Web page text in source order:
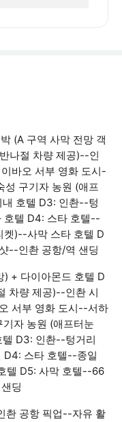
(A 구역 사막 전망 객
나절 차량 제공)--인
바오 서부 영화 도시-
구기자 농원 (애프
호텔 D3: 인촨--텅
호텔 D4: 스타 호텔--
)--사막 스타 호텔 D
--인촨 공항/역 샌딩
) + 다이아몬드 호텔 D
차량 제공)--인촨 시
서부 영화 도시--서하
자 농원 (애프터눈
D3: 인촨--텅거리
D4: 스타 호텔--종일
텔 D5: 사막 호텔--66
딩
촨 공항 픽업--자유 활